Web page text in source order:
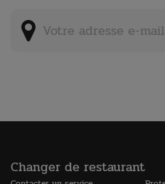
Changer de restaurant